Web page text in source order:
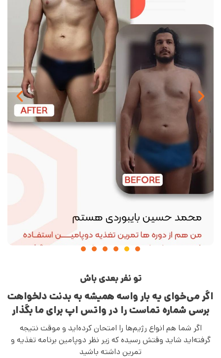
تو نفر بعدی باش
اگر می‌خوای یه بار واسه همیشه به بدنت دلخواهت
برسی شماره تماست را در واتس اپ برای ما بگذار
اگر شما هم انواع رژیم‌ها را امتحان کرده‌اید و موقت نتیجه
گرفته‌اید شاید وقتش رسیده که زیر نظر دوپامین برنامه تغذیه و
تمرین داشته باشید